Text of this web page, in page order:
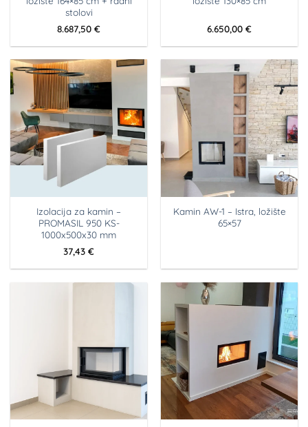
stolovi
8.687,50 € 6.650,00 €
Izolacija za kamin –
PROMASIL 950 KS-
1000x500x30 mm
37,43 €
Kamin AW-1 – Istra, ložište
65×57